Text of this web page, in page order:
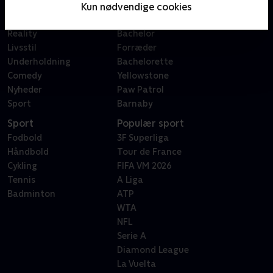
Kun nødvendige cookies
Reality
Livsstil
Underholdning
Comedy
Nyheder
Sport
Sygeplejeskolen
Bachelor
Forræder
Bachelorette
Yellowstone
Paw Patrol
Barnaby
Sport
Fodbold
Håndbold
Cykling
Tennis
Badminton
Populær sport
3F Superliga
Tour de France
FIFA VM 2026
A Liga
ATP
WTA
NFL
Serie A
Diamond League
La Vuelta